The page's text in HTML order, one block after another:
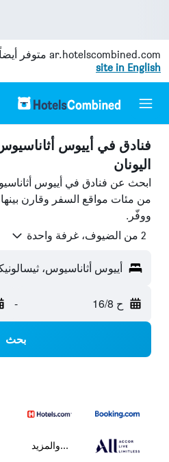
ar.hotelscombined.com متوفر
site in English
فنادق في أييوس
اليونان
ابحث عن فنادق في أييوس
ووفّر.
2 من الضيوف، غرفة واحدة
أييوس أثاناسيوس،
ح 16/8 -
بحث
...والمزيد